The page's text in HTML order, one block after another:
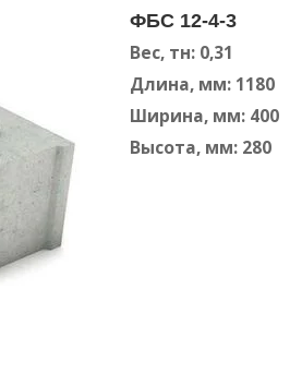
ФБС 12-4-3
Вес, тн: 0,31
Длина, мм: 1180
Ширина, мм: 400
Высота, мм: 280